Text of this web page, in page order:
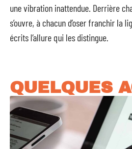
une vibration inattendue. Derrière
s’ouvre, à chacun d’oser franchir la
écrits l’allure qui les distingue.
QUELQUES